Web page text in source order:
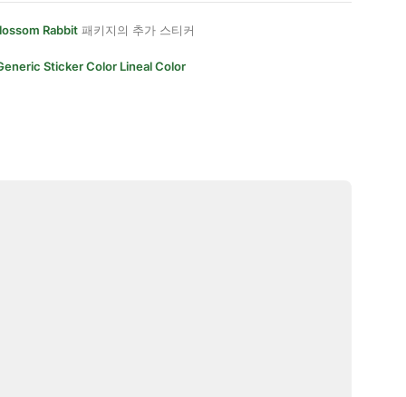
Rabbit 패키지의 추가 스티커
Sticker Color Lineal Color